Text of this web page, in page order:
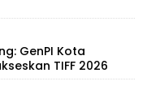
​GenPI Kota
TIFF 2026